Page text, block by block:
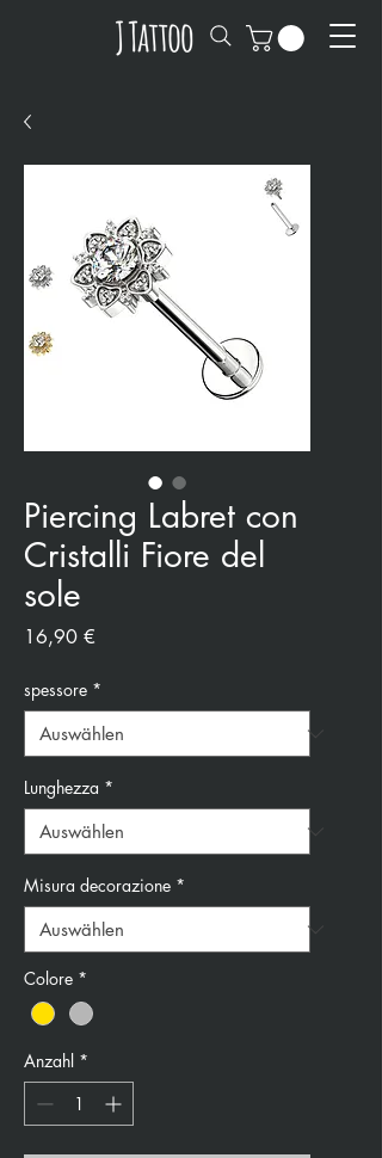
Piercing Labret con
Cristalli Fiore del
sole
16,90 €
spessore *
Lunghezza *
Misura decorazione *
Colore *
Anzahl *